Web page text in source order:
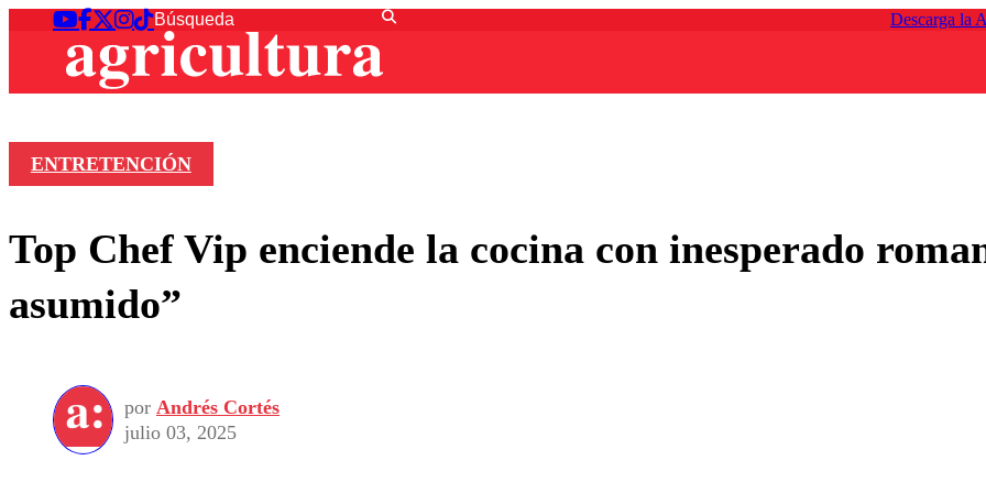
Descarga la
ENTRETENCIÓN
Top Chef Vip enciende la cocina con inesperado
asumido”
por Andrés Cortés
julio 03, 2025